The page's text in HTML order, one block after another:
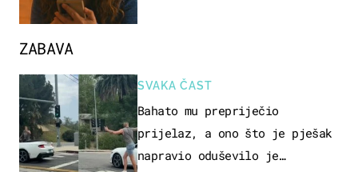
ZABAVA
SVAKA ČAST
Bahato mu prepriječio
prijelaz, a ono što je pješak
napravio oduševilo je